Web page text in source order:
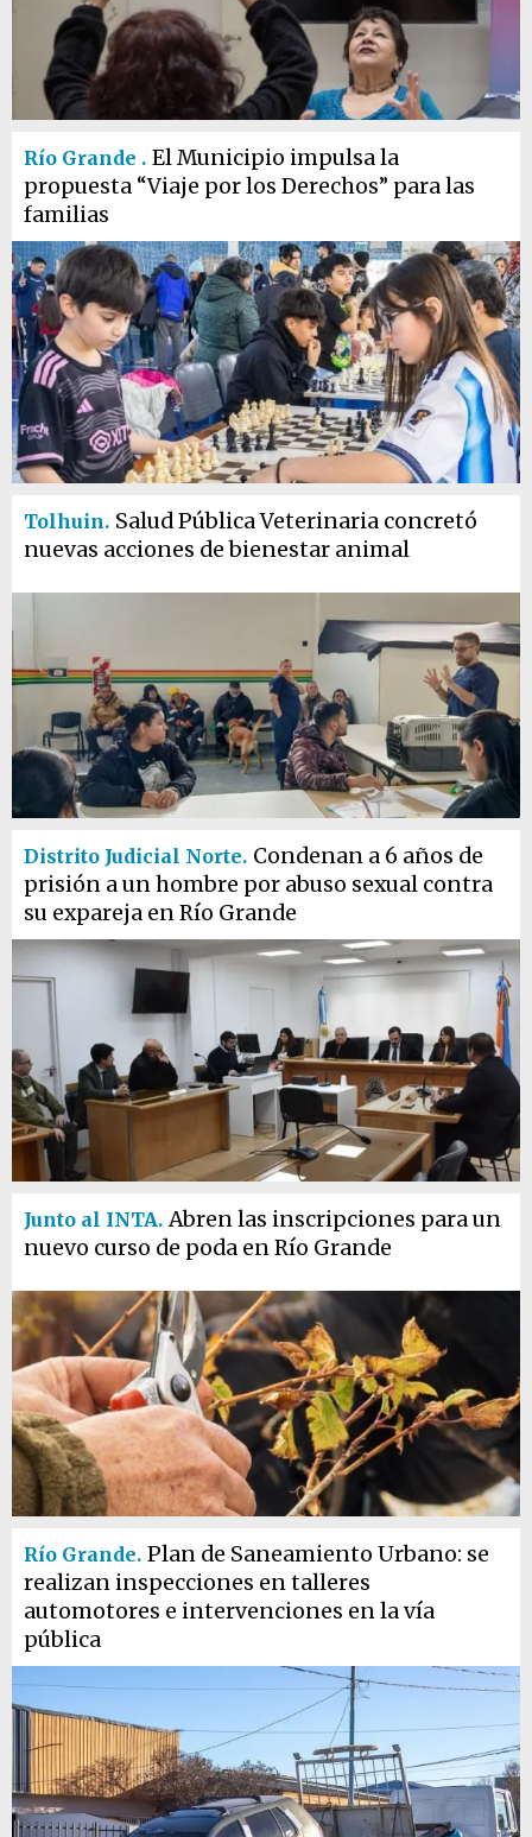
Río Grande . El Municipio impulsa la
propuesta “Viaje por los Derechos” para las
familias
Tolhuin. Salud Pública Veterinaria concretó
nuevas acciones de bienestar animal
Distrito Judicial Norte. Condenan a 6 años de
prisión a un hombre por abuso sexual contra
su expareja en Río Grande
Junto al INTA. Abren las inscripciones para un
nuevo curso de poda en Río Grande
Río Grande. Plan de Saneamiento Urbano: se
realizan inspecciones en talleres
automotores e intervenciones en la vía
pública